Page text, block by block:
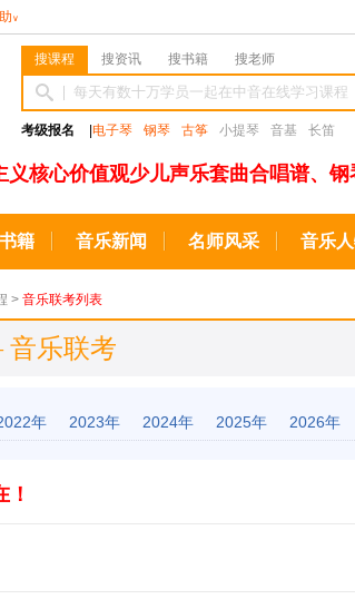
∨
搜课程 搜资讯 搜书籍 搜老师
考级报名 电子琴 钢琴 古筝 小提琴 音基 长笛
义核心价值观少儿声乐套曲合唱谱、
籍 音乐新闻 名师风采 音乐
> 音乐联考列表
乐联考
年 2023年 2024年 2025年 2026年